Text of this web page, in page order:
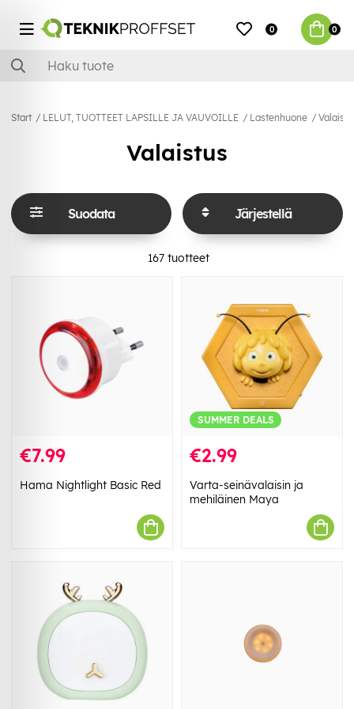
0 0
Start LELUT, TUOTTEET LAPSILLE JA VAUVOILLE Lastenhuone
Valaistus
Suodata Järjestellä
167 tuotteet
€7.99
Hama Nightlight Basic Red
SUMMER DEALS
€2.99
Varta-seinävalaisin ja
mehiläinen Maya